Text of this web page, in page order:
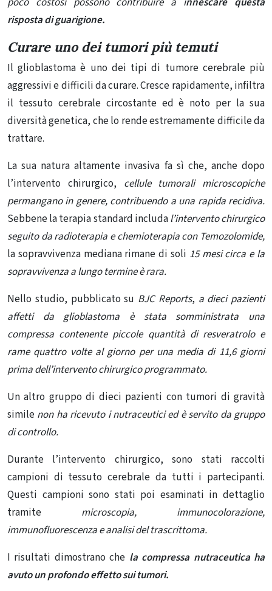
risposta di guarigione.
Curare uno dei tumori più temuti
Il glioblastoma è uno dei tipi di tumore cerebrale più
aggressivi e difficili da curare. Cresce rapidamente, infiltra
il tessuto cerebrale circostante ed è noto per la sua
diversità genetica, che lo rende estremamente difficile da
trattare.
La sua natura altamente invasiva fa sì che, anche dopo
l’intervento chirurgico, cellule tumorali microscopiche
permangano in genere, contribuendo a una rapida recidiva.
Sebbene la terapia standard includal’intervento chirurgico
seguito da radioterapia e chemioterapia con Temozolomide,
la sopravvivenza mediana rimane di soli 15 mesi circa e la
sopravvivenza a lungo termine è rara.
Nello studio, pubblicato su BJC Reports, a dieci pazienti
affetti da glioblastoma è stata somministrata una
compressa contenente piccole quantità di resveratrolo e
rame quattro volte al giorno per una media di 11,6 giorni
prima dell’intervento chirurgico programmato.
Un altro gruppo di dieci pazienti con tumori di gravità
simile non ha ricevuto i nutraceutici ed è servito da gruppo
di controllo.
Durante l’intervento chirurgico, sono stati raccolti
campioni di tessuto cerebrale da tutti i partecipanti.
Questi campioni sono stati poi esaminati in dettaglio
tramite microscopia, immunocolorazione,
immunofluorescenza e analisi del trascrittoma.
I risultati dimostrano che la compressa nutraceutica ha
avuto un profondo effetto sui tumori.